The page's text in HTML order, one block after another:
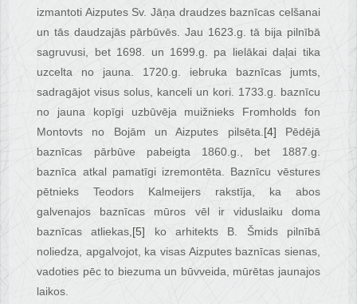
izmantoti Aizputes Sv. Jāņa draudzes baznīcas celšanai
un tās daudzajās pārbūvēs. Jau 1623.g. tā bija pilnībā
sagruvusi, bet 1698. un 1699.g. pa lielākai daļai tika
uzcelta no jauna. 1720.g. iebruka baznīcas jumts,
sadragājot visus solus, kanceli un kori. 1733.g. baznīcu
no jauna kopīgi uzbūvēja muižnieks Fromholds fon
Montovts no Bojām un Aizputes pilsēta.[4] Pēdējā
baznīcas pārbūve pabeigta 1860.g., bet 1887.g.
baznīca atkal pamatīgi izremontēta. Baznīcu vēstures
pētnieks Teodors Kalmeijers rakstīja, ka abos
galvenajos baznīcas mūros vēl ir viduslaiku doma
baznīcas atliekas,[5] ko arhitekts B. Šmids pilnībā
noliedza, apgalvojot, ka visas Aizputes baznīcas sienas,
vadoties pēc to biezuma un būvveida, mūrētas jaunajos
laikos.